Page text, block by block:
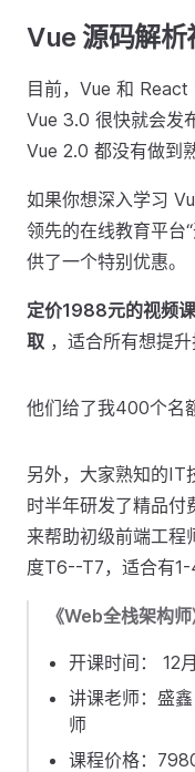
Vue 源码解析
目前，Vue 和 React
Vue 3.0 很快就会发
Vue 2.0 都没有做到
如果你想深入学习
领先的在线教育平台
供了一个特别优惠。
定价1988元的视频
取 ，适合所有想提
他们给了我400个名
另外，大家熟知的IT
时半年研发了精品
来帮助初级前端工程
度T6--T7，适合有1-
《Web全栈架构师
开课时间： 12
讲课老师：盛
师
课程价格：